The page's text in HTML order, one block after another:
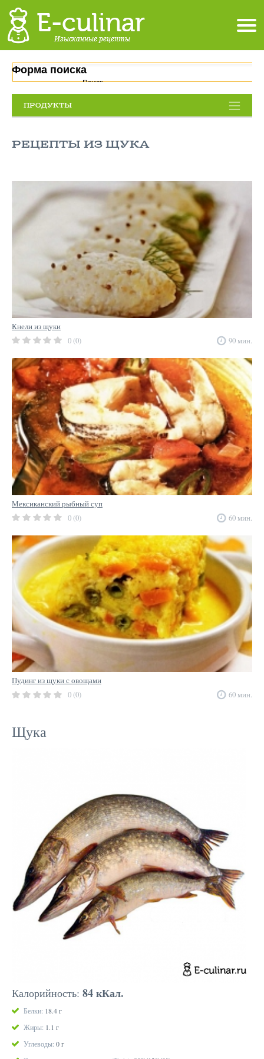
Форма поиска
Поиск
ПРОДУКТЫ
РЕЦЕПТЫ ИЗ ЩУКА
Кнели из щуки
0 (0)
90 мин.
Мексиканский рыбный суп
0 (0)
60 мин.
Пудинг из щуки с овощами
0 (0)
60 мин.
Щука
Калорийность: 84 кКал.
Белки: 18.4 г
Жиры: 1.1 г
Углеводы: 0 г